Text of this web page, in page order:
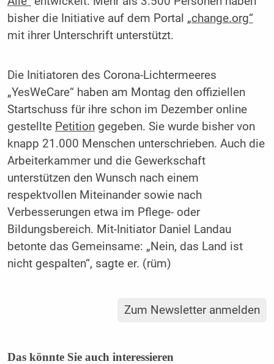
bisher die Initiative auf dem Portal „change.org“
mit ihrer Unterschrift unterstützt.
Die Initiatoren des Corona-Lichtermeeres
„YesWeCare“ haben am Montag den offiziellen
Startschuss für ihre schon im Dezember online
gestellte Petitiongegeben. Sie wurde bisher von
knapp 21.000 Menschen unterschrieben. Auch die
Arbeiterkammer und die Gewerkschaft
unterstützen den Wunsch nach einem
respektvollen Miteinander sowie nach
Verbesserungen etwa im Pflege- oder
Bildungsbereich. Mit-Initiator Daniel Landau
betonte das Gemeinsame: „Nein, das Land ist
nicht gespalten“, sagte er. (rüm)
Zum Newsletter anmelden
Das könnte Sie auch interessieren